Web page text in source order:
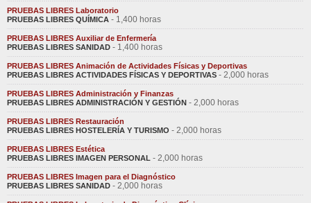
PRUEBAS LIBRES Laboratorio
PRUEBAS LIBRES QUÍMICA - 1,400 horas
PRUEBAS LIBRES Auxiliar de Enfermería
PRUEBAS LIBRES SANIDAD - 1,400 horas
PRUEBAS LIBRES Animación de Actividades Físicas y Deportivas
PRUEBAS LIBRES ACTIVIDADES FÍSICAS Y DEPORTIVAS - 2,000 horas
PRUEBAS LIBRES Administración y Finanzas
PRUEBAS LIBRES ADMINISTRACIÓN Y GESTIÓN - 2,000 horas
PRUEBAS LIBRES Restauración
PRUEBAS LIBRES HOSTELERÍA Y TURISMO - 2,000 horas
PRUEBAS LIBRES Estética
PRUEBAS LIBRES IMAGEN PERSONAL - 2,000 horas
PRUEBAS LIBRES Imagen para el Diagnóstico
PRUEBAS LIBRES SANIDAD - 2,000 horas